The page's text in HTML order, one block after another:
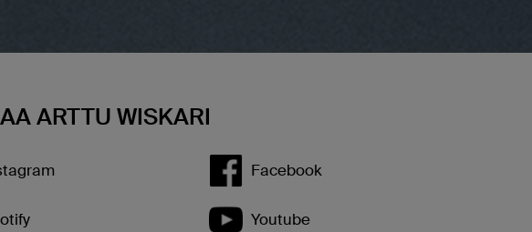
ARTTU WISKARI
Facebook
Youtube